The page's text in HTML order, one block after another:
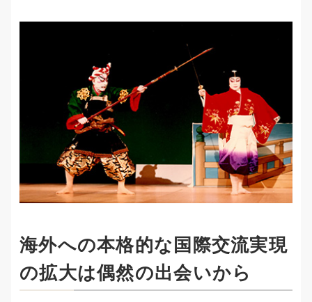
海外への本格的な国際交流実現
の拡大は偶然の出会いから